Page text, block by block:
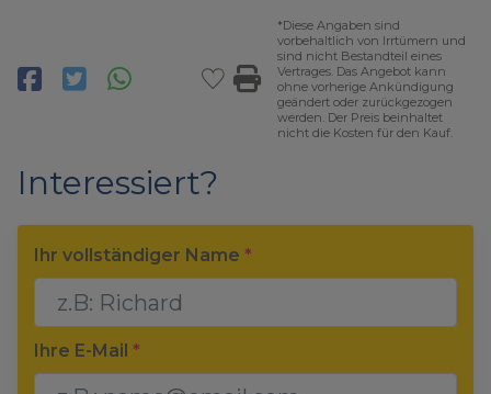
*Diese Angaben sind
vorbehaltlich von Irrtümern und
sind nicht Bestandteil eines
Vertrages. Das Angebot kann
ohne vorherige Ankündigung
geändert oder zurückgezogen
werden. Der Preis beinhaltet
nicht die Kosten für den Kauf.
Interessiert?
Ihr vollständiger Name *
Ihre E-Mail *